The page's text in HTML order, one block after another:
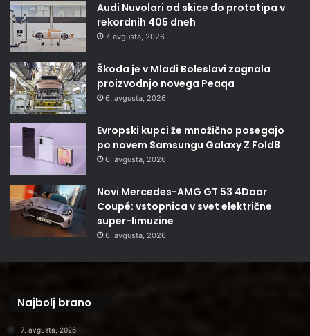
Audi Nuvolari od skice do prototipa v
rekordnih 405 dneh
7. avgusta, 2026
Škoda je v Mladi Boleslavi zagnala
proizvodnjo novega Peaqa
6. avgusta, 2026
Evropski kupci že množično posegajo
po novem Samsungu Galaxy Z Fold8
6. avgusta, 2026
Novi Mercedes-AMG GT 53 4Door
Coupé: vstopnica v svet električne
super-limuzine
6. avgusta, 2026
Najbolj brano
7. avgusta, 2026